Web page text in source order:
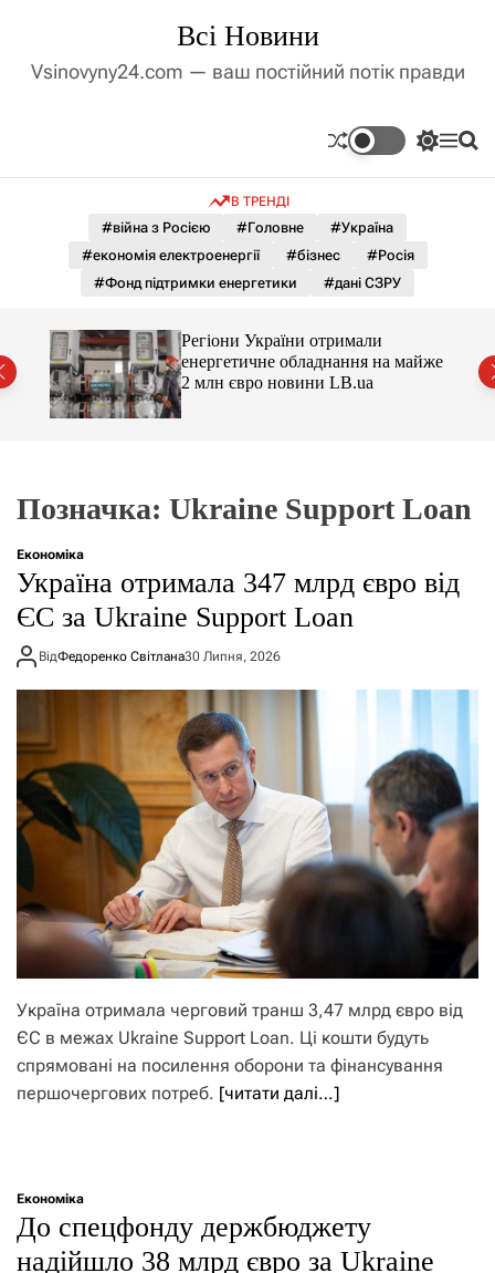
д
у
Всі Новини
Vsinovyny24.com — ваш постійний потік правди
П
м
к
а
л
ь
о
р
и
м
М П
В ТРЕНДІ
#війна з Росією #Головне
#Україна
#економія електроенергії
#бізнес
#Росія
#Фонд підтримки енергетики
#дані СЗРУ
Регіони України отримали
енергетичне обладнання на майже
2 млн євро новини LB.ua
Позначка: Ukraine Support Loan
Економіка
Україна отримала 347 млрд євро від
ЄС за Ukraine Support Loan
ВідФедоренко Світлана30 Липня, 2026
Україна отримала черговий транш 3,47 млрд євро від
ЄС в межах Ukraine Support Loan. Ці кошти будуть
спрямовані на посилення оборони та фінансування
першочергових потреб. [читати далі…]
Економіка
До спецфонду держбюджету
надійшло 38 млрд євро за Ukraine